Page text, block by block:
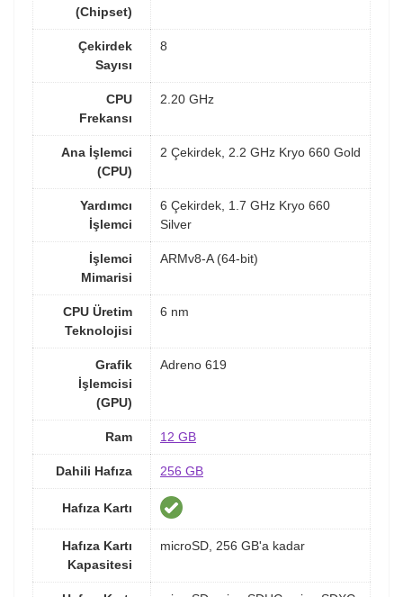
(Chipset)
Çekirdek
Sayısı
8
CPU
Frekansı
2.20 GHz
Ana İşlemci
(CPU)
2 Çekirdek, 2.2 GHz Kryo 660 Gold
Yardımcı
İşlemci
6 Çekirdek, 1.7 GHz Kryo 660
Silver
İşlemci
Mimarisi
ARMv8-A (64-bit)
CPU Üretim
Teknolojisi
6 nm
Grafik
İşlemcisi
(GPU)
Adreno 619
Ram 12 GB
Dahili Hafıza 256 GB
Hafıza Kartı
Hafıza Kartı
Kapasitesi
microSD, 256 GB'a kadar